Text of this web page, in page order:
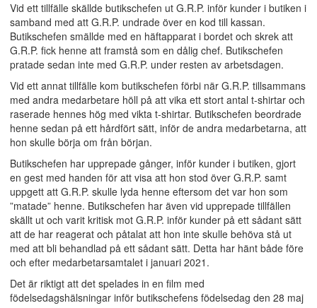
Vid ett tillfälle skällde butikschefen ut G.R.P. inför kunder i butiken i
samband med att G.R.P. undrade över en kod till kassan.
Butikschefen smällde med en häftapparat i bordet och skrek att
G.R.P. fick henne att framstå som en dålig chef. Butikschefen
pratade sedan inte med G.R.P. under resten av arbetsdagen.
Vid ett annat tillfälle kom butikschefen förbi när G.R.P. tillsammans
med andra medarbetare höll på att vika ett stort antal t-shirtar och
raserade hennes hög med vikta t-shirtar. Butikschefen beordrade
henne sedan på ett hårdfört sätt, inför de andra medarbetarna, att
hon skulle börja om från början.
Butikschefen har upprepade gånger, inför kunder i butiken, gjort
en gest med handen för att visa att hon stod över G.R.P. samt
uppgett att G.R.P. skulle lyda henne eftersom det var hon som
”matade” henne. Butikschefen har även vid upprepade tillfällen
skällt ut och varit kritisk mot G.R.P. inför kunder på ett sådant sätt
att de har reagerat och påtalat att hon inte skulle behöva stå ut
med att bli behandlad på ett sådant sätt. Detta har hänt både före
och efter medarbetarsamtalet i januari 2021.
Det är riktigt att det spelades in en film med
födelsedagshälsningar inför butikschefens födelsedag den 28 maj